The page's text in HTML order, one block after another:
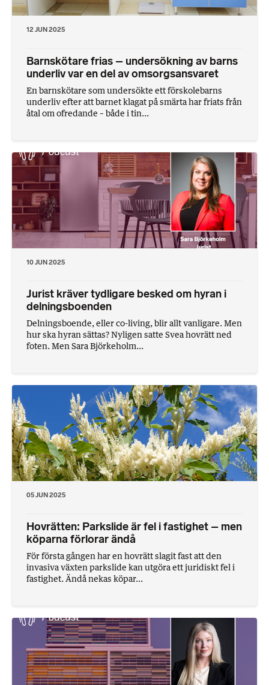
12 JUN 2025
Barnskötare frias – undersökning av barns
underliv var en del av omsorgsansvaret
En barnskötare som undersökte ett förskolebarns
underliv efter att barnet klagat på smärta har friats från
åtal om ofredande – både i tin...
10 JUN 2025
Jurist kräver tydligare besked om hyran i
delningsboenden
Delningsboende, eller co-living, blir allt vanligare. Men
hur ska hyran sättas? Nyligen satte Svea hovrätt ned
foten. Men Sara Björkeholm...
05 JUN 2025
Hovrätten: Parkslide är fel i fastighet – men
köparna förlorar ändå
För första gången har en hovrätt slagit fast att den
invasiva växten parkslide kan utgöra ett juridiskt fel i
fastighet. Ändå nekas köpar...